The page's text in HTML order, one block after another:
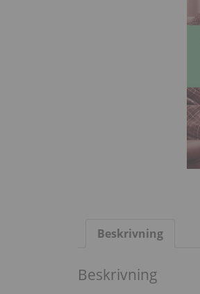
Beskrivning
Beskrivning